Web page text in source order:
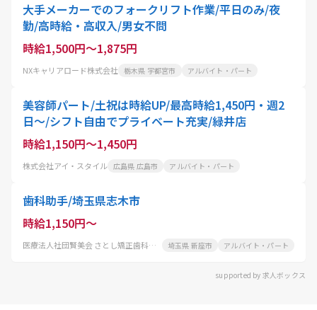
大手メーカーでのフォークリフト作業/平日のみ/夜
勤/高時給・高収入/男女不問
時給1,500円～1,875円
NXキャリアロード株式会社 栃木県 宇都宮市 アルバイト・パート
美容師パート/土祝は時給UP/最高時給1,450円・週2
日〜/シフト自由でプライベート充実/緑井店
時給1,150円～1,450円
株式会社アイ・スタイル 広島県 広島市 アルバイト・パート
歯科助手/埼玉県志木市
時給1,150円～
医療法人社団賢美会 さとし矯正歯科クリニック 埼玉県 新座市 アルバイト・パート
supported by 求人ボックス